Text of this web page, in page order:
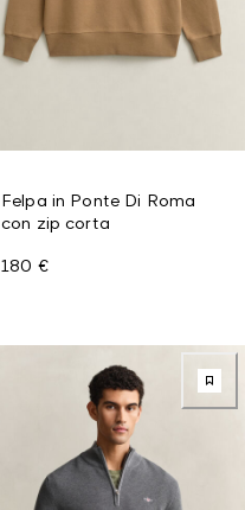
Felpa in Ponte Di Roma
con zip corta
180 €